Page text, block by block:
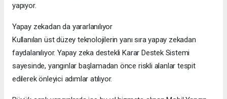
yapıyor.
Yapay zekadan da yararlanılıyor
Kullanılan üst düzey teknolojilerin yanı sıra yapay zekadan
faydalanılıyor. Yapay zeka destekli Karar Destek Sistemi
sayesinde, yangınlar başlamadan önce riskli alanlar tespit
edilerek önleyici adımlar atılıyor.